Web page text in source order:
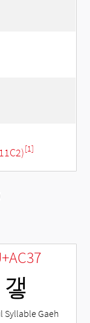
[1]
갷
Syllable Gaeh